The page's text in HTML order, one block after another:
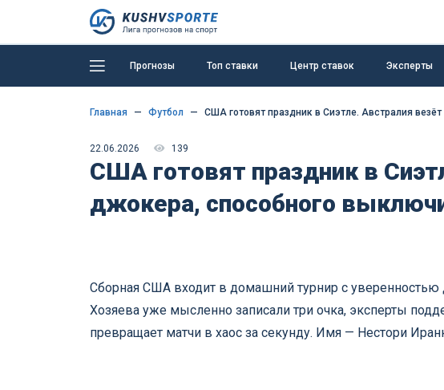
Прогнозы Топ ставки Центр ставок Эксперты
Главная Футбол США готовят праздник в Сиэтле. Австралия
22.06.2026 139
США готовят праздник в
джокера, способного
Сборная США входит в домашний турнир с уверенностью
Хозяева уже мысленно записали три очка, эксперты
превращает матчи в хаос за секунду. Имя — Нестори